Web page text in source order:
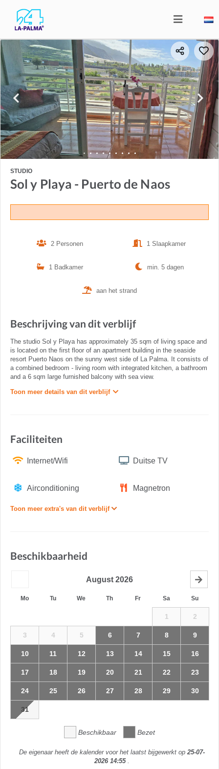
STUDIO
Sol y Playa - Puerto de Naos
2 Personen 1 Slaapkamer
1 Badkamer min. 5 dagen
aan het strand
Beschrijving van dit verblijf
The studio Sol y Playa has approximately 35 sqm of living space and
is located on the first floor of an apartment building in the seaside
resort Puerto Naos on the sunny west side of La Palma. It consists of
a combined bedroom - living room with integrated kitchen, a bathroom
and a 6 sqm large furnished balcony with sea view.
Toon meer details van dit verblijf
Faciliteiten
Internet/Wifi Duitse TV
Airconditioning Magnetron
Toon meer extra's van dit verblijf
Beschikbaarheid
August 2026
Mo Tu We Th Fr Sa Su
1 2
3 4 5 6 7 8 9
10 11 12 13 14 15 16
17 18 19 20 21 22 23
24 25 26 27 28 29 30
31
Beschikbaar Bezet
De eigenaar heeft de kalender voor het laatst bijgewerkt op 25-07-
2026 14:55 .